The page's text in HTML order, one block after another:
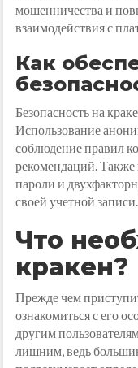
мошенничества и
взаимодействия с
Как
Безопасность на
Использование
соблюдение правил
рекомендаций.
пароли и
своей учетной записи.
Что
кракен?
Прежде чем
ознакомиться с его
другим
лишним, ведь